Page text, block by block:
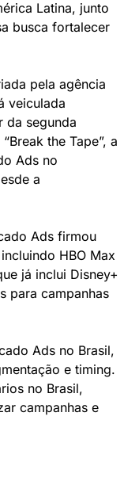
Latina, junto
busca fortalecer
pela agência
veiculada
da segunda
the Tape”, a
Ads no
a
Ads firmou
HBO Max
já inclui Disney+
para campanhas
Ads no Brasil,
e timing.
no Brasil,
campanhas e